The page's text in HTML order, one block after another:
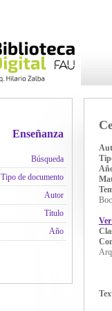
Enseñanza
Búsqueda
Tipo de documento
Autor
Título
Año